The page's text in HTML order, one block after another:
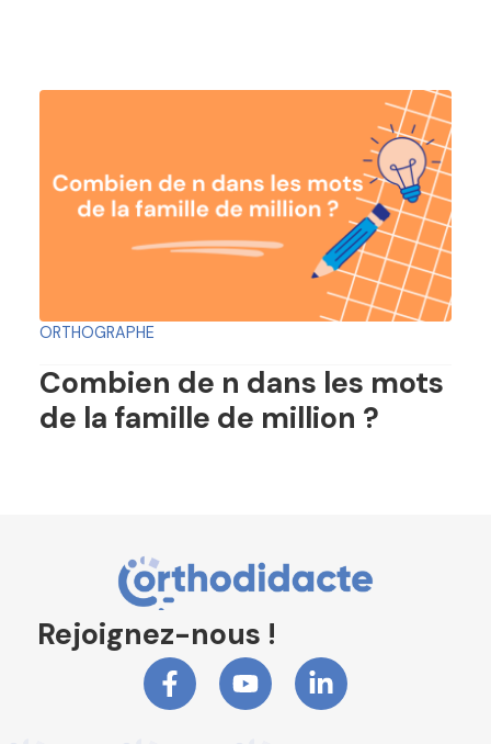
ORTHOGRAPHE
Combien de n dans les mots
de la famille de million ?
Rejoignez-nous !